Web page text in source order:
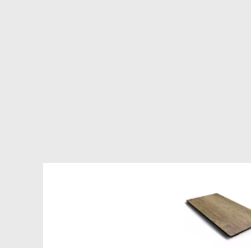
ELLECI - Csaptelep Neva G62